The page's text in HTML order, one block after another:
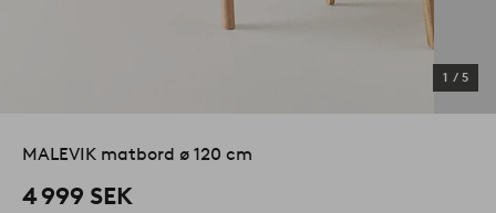
1 / 5
MALEVIK matbord ø 120 cm
4 999 SEK